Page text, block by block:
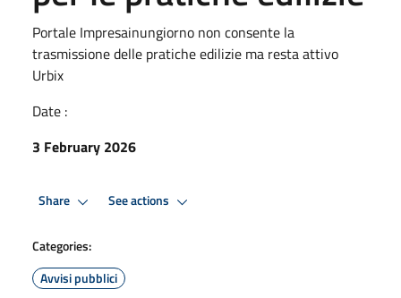
Portale Impresainungiorno non consente la
trasmissione delle pratiche edilizie ma resta attivo
Urbix
Date :
3 February 2026
Share See actions
Categories:
Avvisi pubblici